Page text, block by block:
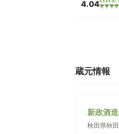
4.04SAKEAI
蔵元情報
新政酒
秋田県秋